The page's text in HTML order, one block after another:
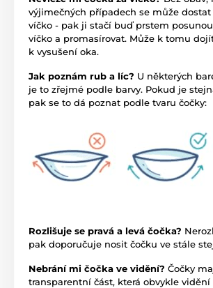
výjimečných případech se může
víčko - pak ji stačí buď prstem
víčko a promasírovat. Může k tomu
k vysušení oka.
Jak poznám rub a líc? U některých
je to zřejmé podle barvy. Pokud je
pak se to dá poznat podle tvaru čočky:
Rozlišuje se pravá a levá čočka?
pak doporučuje nosit čočku ve stále
Nebrání mi čočka ve vidění? Čočky
transparentní část, která obvykle vidění